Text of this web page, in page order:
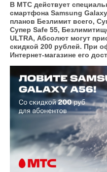
В МТС действует
смартфона Samsung
планов Безлимит всего,
Супер Safe 55,
ULTRA, Абсолют могут
скидкой 200 рублей. При
Интернет-магазине его